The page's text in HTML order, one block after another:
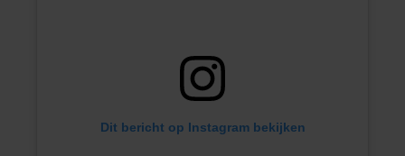
Dit bericht op Instagram bekijken